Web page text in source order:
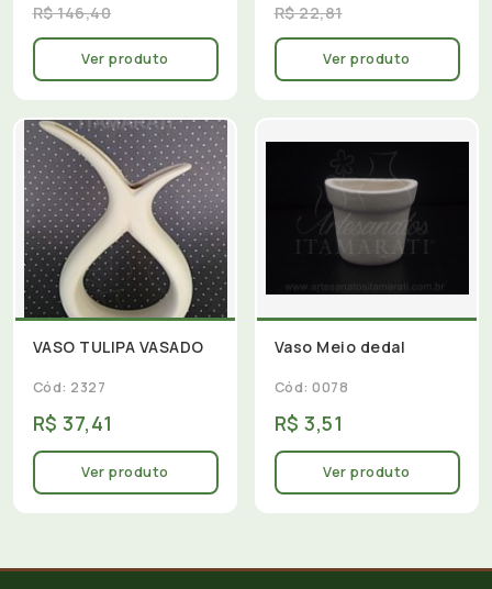
R$ 146,40
Ver produto
R$ 22,81
Ver produto
VASO TULIPA VASADO
Cód: 2327
R$ 37,41
Ver produto
Vaso Meio dedal
Cód: 0078
R$ 3,51
Ver produto